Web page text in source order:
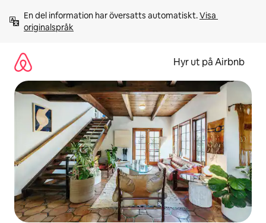
innehåll
En del information har översatts automatiskt. Visa
originalspråk
Hyr ut på Airbnb